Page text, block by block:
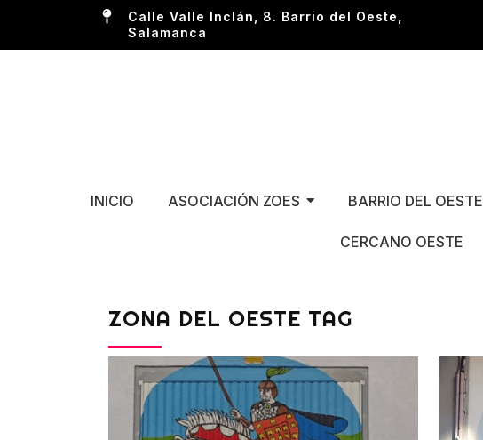
Calle Valle Inclán, 8. Barrio del Oeste,
Salamanca
INICIO ASOCIACIÓN ZOES BARRIO DEL OESTE
CERCANO OESTE
ZONA DEL OESTE TAG